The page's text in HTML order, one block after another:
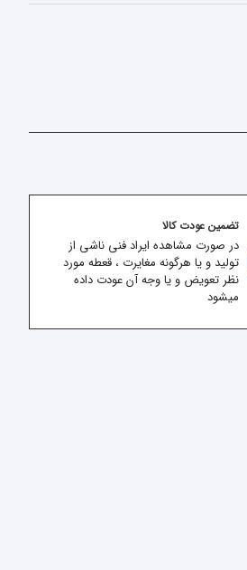
تضمین عودت کالا
در صورت مشاهده ایراد فنی ناشی از
تولید و یا هرگونه مغایرت ، قعطه مورد
نظر تعویض و یا وجه آن عودت داده
میشود